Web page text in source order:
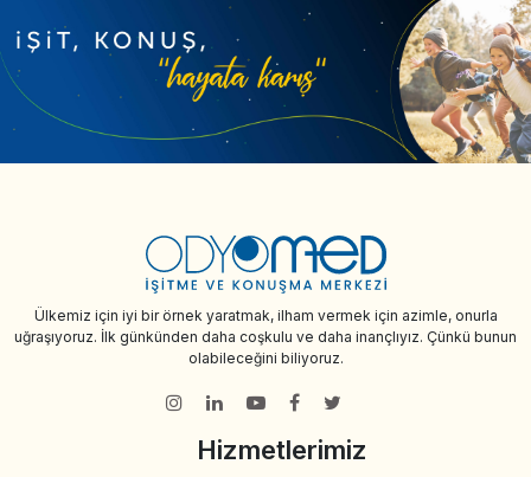
Ülkemiz için iyi bir örnek yaratmak, ilham vermek için azimle, onurla
uğraşıyoruz. İlk günkünden daha coşkulu ve daha inançlıyız. Çünkü bunun
olabileceğini biliyoruz.
Hizmetlerimiz